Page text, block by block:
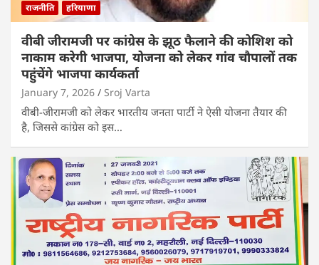
राजनीति हरियाणा
वीबी जीरामजी पर कांग्रेस के झूठ फैलाने की कोशिश को
नाकाम करेगी भाजपा, योजना को लेकर गांव चौपालों तक
पहुंचेंगे भाजपा कार्यकर्ता
January 7, 2026 Sroj Varta
वीबी-जीरामजी को लेकर भारतीय जनता पार्टी ने ऐसी योजना तैयार की
है, जिससे कांग्रेस को इस…